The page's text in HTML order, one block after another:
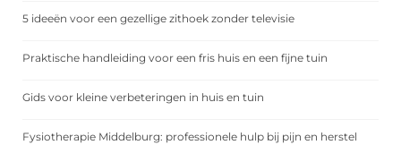
5 ideeën voor een gezellige zithoek zonder televisie
Praktische handleiding voor een fris huis en een fijne tuin
Gids voor kleine verbeteringen in huis en tuin
Fysiotherapie Middelburg: professionele hulp bij pijn en herstel